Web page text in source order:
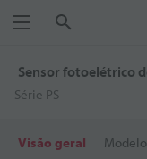
Menu
Sensor fotoelétrico
Série PS
Visão geral